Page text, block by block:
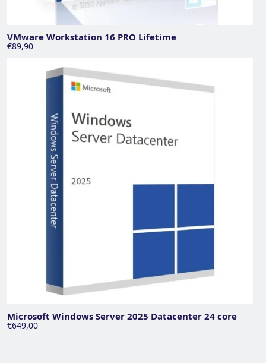
VMware Workstation 16 PRO Lifetime
€89,90
Microsoft Windows Server 2025 Datacenter 24 core
€649,00